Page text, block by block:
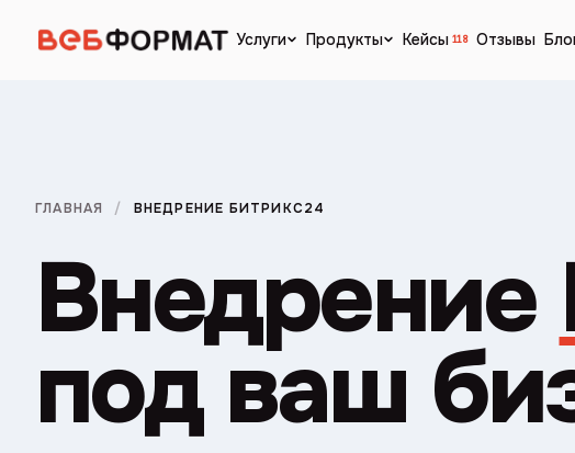
Услуги Продукты Кейсы 118 Отзывы
ГЛАВНАЯ / ВНЕДРЕНИЕ БИТРИКС24
Внедрение
под ваш